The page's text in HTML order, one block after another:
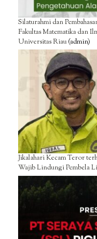
Silaturahmi dan
Fakultas Matematika dan
Universitas Riau(admin)
Jikalahari Kecam Teror
Wajib Lindungi Pembela